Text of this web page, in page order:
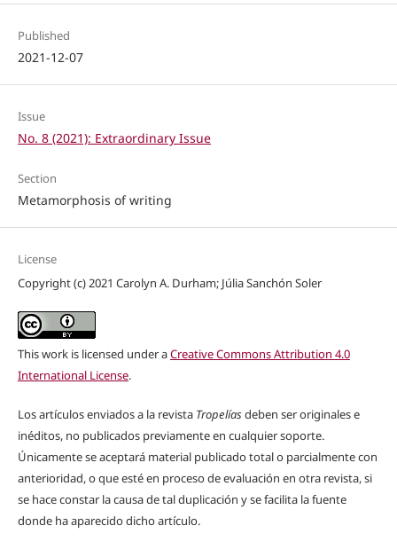
Published
2021-12-07
Issue
No. 8 (2021): Extraordinary Issue
Section
Metamorphosis of writing
License
Copyright (c) 2021 Carolyn A. Durham; Júlia Sanchón Soler
This work is licensed under aCreative Commons Attribution 4.0
International License.
Los artículos enviados a la revista Tropelíasdeben ser originales e
inéditos, no publicados previamente en cualquier soporte.
Únicamente se aceptará material publicado total o parcialmente con
anterioridad, o que esté en proceso de evaluación en otra revista, si
se hace constar la causa de tal duplicación y se facilita la fuente
donde ha aparecido dicho artículo.